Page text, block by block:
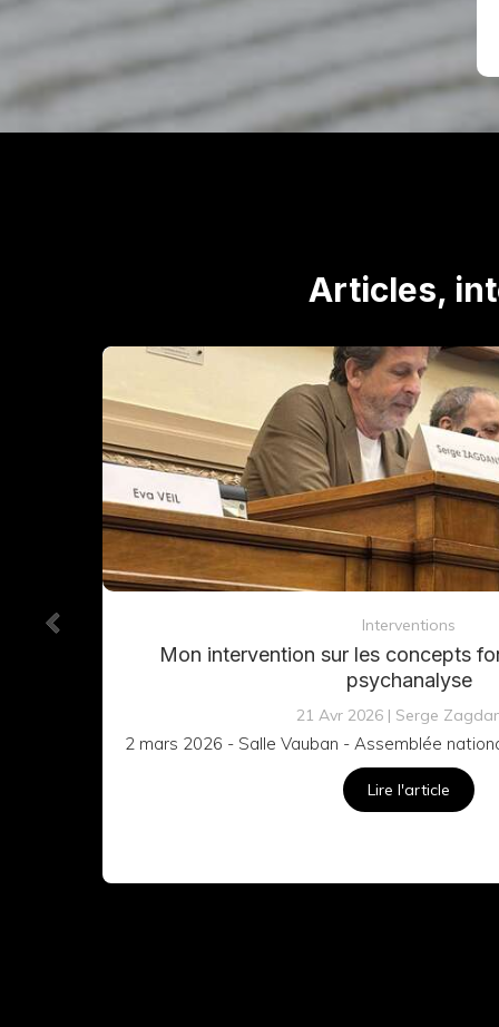
Articles,
Interventions
Mon intervention sur l'approche
sexualité chez les
03 Mar 2026 Serge
Sénat - 20 octobre 2025
Lire l'article